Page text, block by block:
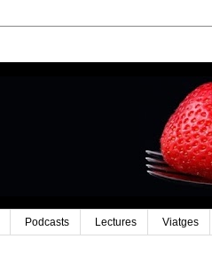
Podcasts Lectures Viatges